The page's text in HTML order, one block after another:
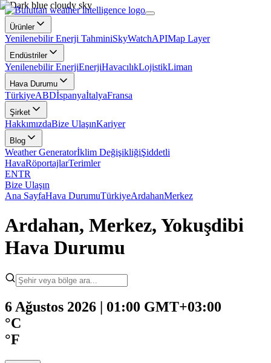
Ürünler
Yenilenebilir Enerji TahminiSkyWatchAPIMap Layer
Endüstriler
Yenilenebilir EnerjiEnerjiHavacılıkLojistikLiman
Hava Durumu
TürkiyeABDİspanyaİtalyaFransa
Şirket
HakkımızdaBize UlaşınKariyer
Blog
Weather Generatorİklim DeğişikliğiŞiddetli
HavaRöportajlarTerimler
ENTR
Bize Ulaşın
Ana SayfaHava DurumuTürkiyeArdahanMerkez
Ardahan, Merkez, Yokuşdibi
Hava Durumu
6 Ağustos 2026 | 01:00 GMT+03:00
°C
°F